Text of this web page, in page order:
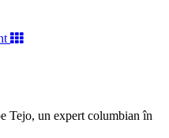
Tejo, un expert columbian în